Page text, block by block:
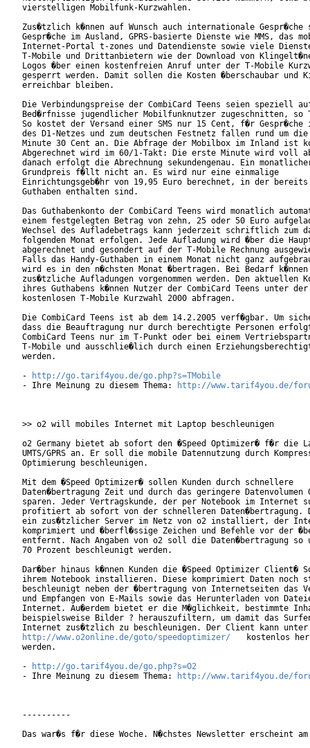
vierstelligen Mobilfunk-Kurzwahlen.
Zus�tzlich k�nnen auf Wunsch auch internationale Gespr�che
Gespr�che im Ausland, GPRS-basierte Dienste wie MMS, das
Internet-Portal t-zones und Datendienste sowie viele
T-Mobile und Drittanbietern wie der Download von
Logos �ber einen kostenfreien Anruf unter der T-Mobile
gesperrt werden. Damit sollen die Kosten �berschaubar und
erreichbar bleiben.
Die Verbindungspreise der CombiCard Teens seien speziell
Bed�rfnisse jugendlicher Mobilfunknutzer zugeschnitten, so
So kostet der Versand einer SMS nur 15 Cent, f�r Gespr�che
des D1-Netzes und zum deutschen Festnetz fallen rund um
Minute 30 Cent an. Die Abfrage der Mobilbox im Inland ist
Abgerechnet wird im 60/1-Takt: Die erste Minute wird voll
danach erfolgt die Abrechnung sekundengenau. Ein
Grundpreis f�llt nicht an. Es wird nur eine einmalige
Einrichtungsgeb�hr von 19,95 Euro berechnet, in der bereits
Guthaben enthalten sind.
Das Guthabenkonto der CombiCard Teens wird monatlich
einem festgelegten Betrag von zehn, 25 oder 50 Euro
Wechsel des Aufladebetrags kann jederzeit schriftlich zum
folgenden Monat erfolgen. Jede Aufladung wird �ber die
abgerechnet und gesondert auf der T-Mobile Rechnung
Falls das Handy-Guthaben in einem Monat nicht ganz
wird es in den n�chsten Monat �bertragen. Bei Bedarf k�nnen
zus�tzliche Aufladungen vorgenommen werden. Den aktuellen
ihres Guthabens k�nnen Nutzer der CombiCard Teens unter
kostenlosen T-Mobile Kurzwahl 2000 abfragen.
Die CombiCard Teens ist ab dem 14.2.2005 verf�gbar. Um
dass die Beauftragung nur durch berechtigte Personen
CombiCard Teens nur im T-Punkt oder bei einem
T-Mobile und ausschlie�lich durch einen
werden.
-
http://go.tarif4you.de/go.php?s=TMobile
- Ihre Meinung zu diesem Thema:
http://www.tarif4you.de/
>> o2 will mobiles Internet mit Laptop beschleunigen
o2 Germany bietet ab sofort den �Speed Optimizer� f�r die
UMTS/GPRS an. Er soll die mobile Datennutzung durch
Optimierung beschleunigen.
Mit dem �Speed Optimizer� sollen Kunden durch schnellere
Daten�bertragung Zeit und durch das geringere Datenvolumen
sparen. Jeder Vertragskunde, der per Notebook im Internet
profitiert ab sofort von der schnelleren Daten�bertragung.
ein zus�tzlicher Server im Netz von o2 installiert, der
komprimiert und �berfl�ssige Zeichen und Befehle vor der
entfernt. Nach Angaben von o2 soll die Daten�bertragung so
70 Prozent beschleunigt werden.
Dar�ber hinaus k�nnen Kunden die �Speed Optimizer Client�
ihrem Notebook installieren. Diese komprimiert Daten noch
beschleunigt neben der �bertragung von Internetseiten das
und Empfangen von E-Mails sowie das Herunterladen von
Internet. Au�erdem bietet er die M�glichkeit, bestimmte
beispielsweise Bilder ? herauszufiltern, um damit das
http://www.o2online.de/goto/speedoptimizer/
kostenlos
werden.
-
http://go.tarif4you.de/go.php?s=O2
- Ihre Meinung zu diesem Thema:
http://www.tarif4you.de/
----------
Das war�s f�r diese Woche. N�chstes Newsletter erscheint